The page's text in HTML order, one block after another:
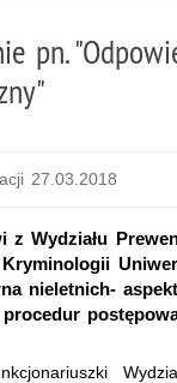
pn.
27.03.2018
z Wydziału
nieletnich-